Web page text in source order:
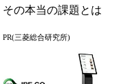
その本当の課題とは
PR(三菱総合研究所)